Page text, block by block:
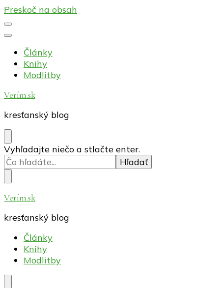
Preskoč na obsah
Články
Knihy
Modlitby
Verím.sk
kresťanský blog
Hľadáte
niečo?
Vyhľadajte niečo a stlačte enter.
Verím.sk
kresťanský blog
Články
Knihy
Modlitby